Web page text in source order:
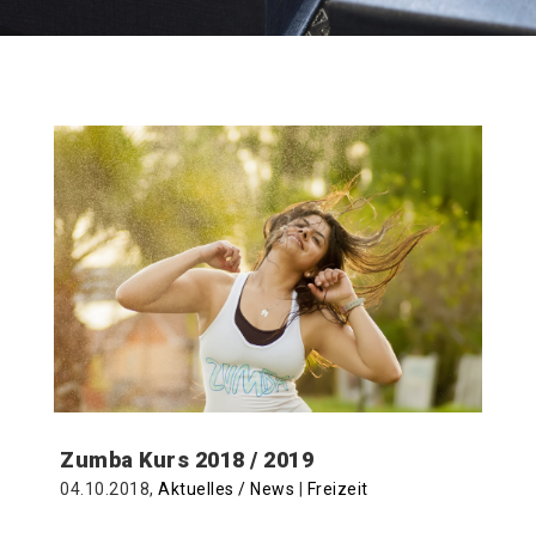
Zumba Kurs 2018 / 2019
04.10.2018, Aktuelles / News Freizeit